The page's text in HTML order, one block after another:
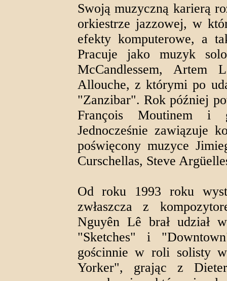
Swoją muzyczną karierą
orkiestrze jazzowej, w
efekty komputerowe, a
Pracuje jako muzyk
McCandlessem, Artem
Allouche, z którymi po
"Zanzibar". Rok później
François Moutinem i
Jednocześnie zawiązuje
poświęcony muzyce
Curschellas, Steve
Od roku 1993 roku
zwłaszcza z
Nguyên Lê brał udział
"Sketches" i
gościnnie w roli solisty
Yorker", grając z